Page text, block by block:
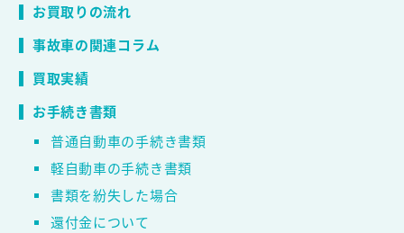
お買取りの流れ
事故車の関連コラム
買取実績
お手続き書類
普通自動車の手続き書類
軽自動車の手続き書類
書類を紛失した場合
還付金について